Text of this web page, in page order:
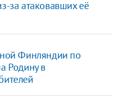
за атаковавших её
Финляндии по
Родину в